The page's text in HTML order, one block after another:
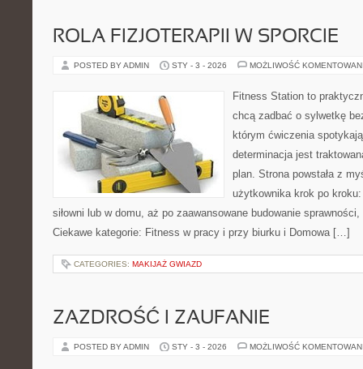
ROLA FIZJOTERAPII W SPORCIE
POSTED BY ADMIN STY - 3 - 2026 MOŻLIWOŚĆ
Fitness Station to
chcą zadbać o sylwetkę
którym ćwiczenia
determinacja jest
plan. Strona powstała z
użytkownika krok po
siłowni lub w domu, aż po zaawansowane budowanie
Ciekawe kategorie: Fitness w pracy i przy biurku i Domowa […]
CATEGORIES: MAKIJAŻ GWIAZD
ZAZDROŚĆ I ZAUFANIE
POSTED BY ADMIN STY - 3 - 2026 MOŻLIWOŚĆ